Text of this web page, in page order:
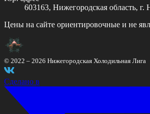
603163, Нижегородская область,
Цены на сайте ориентировочные и не
© 2022 – 2026 Нижегородская Холодильная Лига
Сделано в